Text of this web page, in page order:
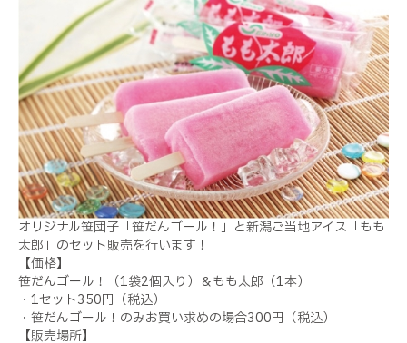
オリジナル笹団子「笹だんゴール！」と新潟ご当地アイス「もも
太郎」のセット販売を行います！
【価格】
笹だんゴール！（1袋2個入り）＆もも太郎（1本）
・1セット350円（税込）
・笹だんゴール！のみお買い求めの場合300円（税込）
【販売場所】